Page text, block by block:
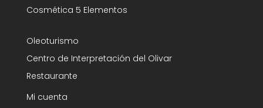
Cosmética 5 Elementos
Oleoturismo
Centro de Interpretación del Olivar
Restaurante
Mi cuenta